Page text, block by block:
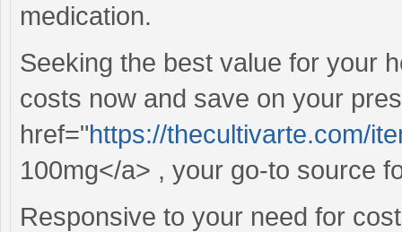
medication.
Seeking the best value for your
costs now and save on your
href="https://thecultivarte.com/
100mg</a> , your go-to source
Responsive to your need for